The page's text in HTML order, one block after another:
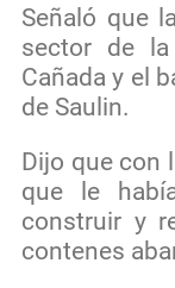
Señaló que
sector de
Cañada y el
de Saulin.
Dijo que con
que le
construir y
contenes